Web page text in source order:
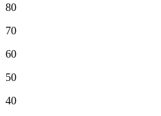
80
70
60
50
40